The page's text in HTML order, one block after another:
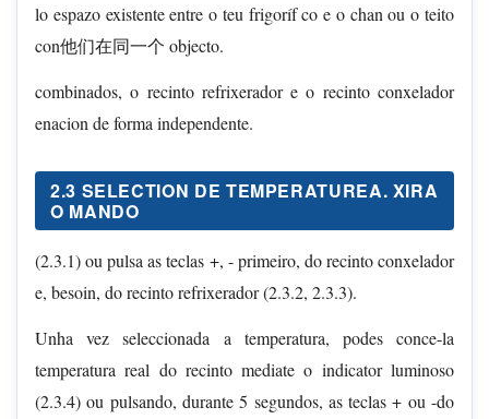
lo espazo existente entre o teu frigoríf co e o chan ou o teito
con他们在同一个 objecto.
combinados, o recinto refrixerador e o recinto conxelador
enacion de forma independente.
2.3 SELECTION DE TEMPERATUREA. XIRA
O MANDO
(2.3.1) ou pulsa as teclas +, - primeiro, do recinto conxelador
e, besoin, do recinto refrixerador (2.3.2, 2.3.3).
Unha vez seleccionada a temperatura, podes conce-la
temperatura real do recinto mediate o indicator luminoso
(2.3.4) ou pulsando, durante 5 segundos, as teclas + ou -do